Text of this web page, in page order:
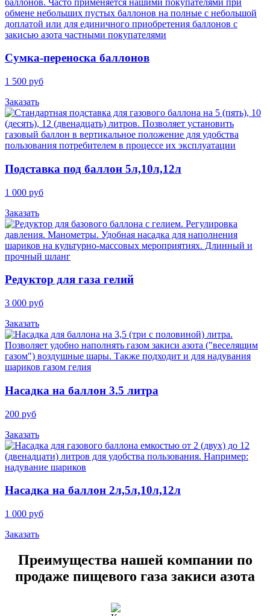
Cумка-переноска баллонов
1 500 руб
Заказать
Подставка под баллон 5л,10л,12л
1 000 руб
Заказать
Редуктор для газа гелий
3 000 руб
Заказать
Насадка на баллон 3.5 литра
200 руб
Заказать
Насадка на баллон 2л,5л,10л,12л
1 000 руб
Заказать
Преимущества нашей компании по
продаже пищевого газа закиси азота